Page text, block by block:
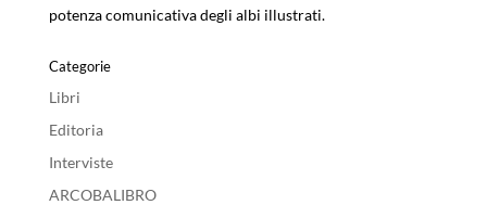
potenza comunicativa degli albi illustrati.
Categorie
Libri
Editoria
Interviste
ARCOBALIBRO